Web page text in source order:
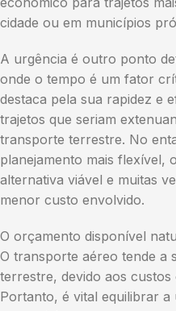
cidade ou em municípios
A urgência é outro ponto
onde o tempo é um fator
destaca pela sua rapidez e
trajetos que seriam
transporte terrestre. No
planejamento mais flexível,
alternativa viável e muitas
menor custo envolvido.
O orçamento disponível
O transporte aéreo tende a
terrestre, devido aos custos
Portanto, é vital equilibrar a